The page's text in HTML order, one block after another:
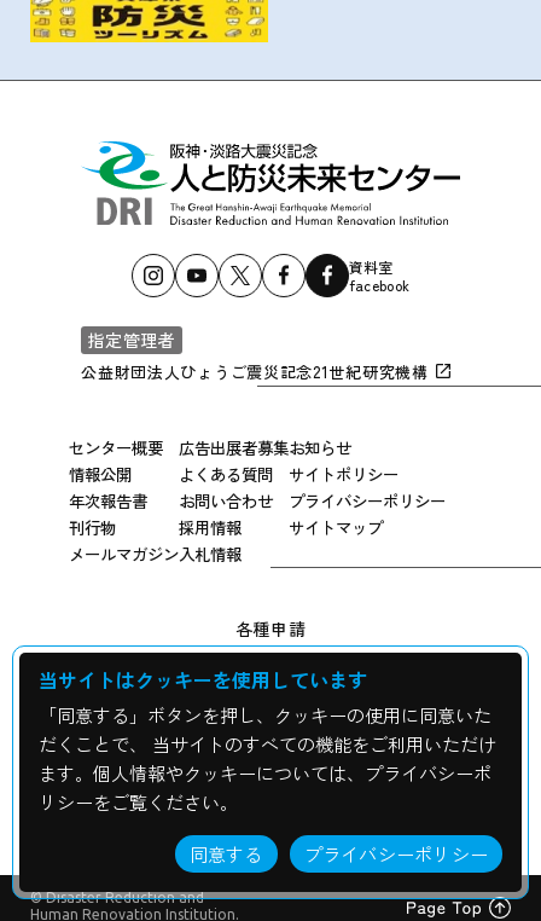
資料室
facebook
指定管理者
公益財団法人ひょうご震災記念21世紀研究機構
センター概要
情報公開
年次報告書
刊行物
メールマガジン
広告出展者募集
よくある質問
お問い合わせ
採用情報
入札情報
お知らせ
サイトポリシー
プライバシーポリシー
サイトマップ
各種申請
広報用写真申し込み
震災資料の貸出について
校外学習・修学旅行・視察申込み
© Disaster Reduction and
Human Renovation Institution.
当サイトはクッキーを使用しています
「同意する」ボタンを押し、クッキーの使用に同意いた
だくことで、 当サイトのすべての機能をご利用いただけ
ます。個人情報やクッキーについては、プライバシーポ
リシーをご覧ください。
同意する プライバシーポリシー